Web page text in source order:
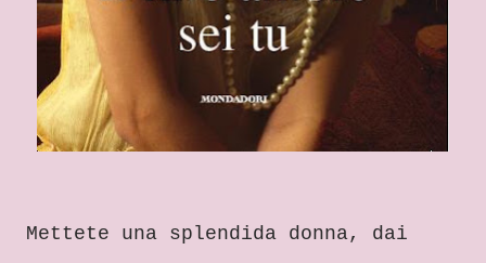
Mettete una splendida donna, dai